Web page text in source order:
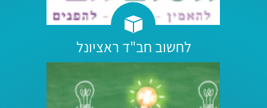
לחשוב חב"ד ראציונל